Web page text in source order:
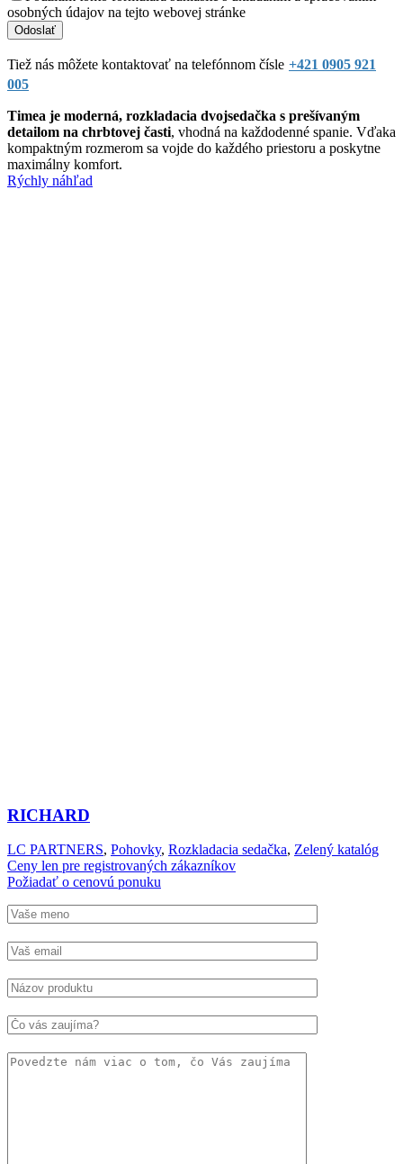
osobných údajov na tejto webovej stránke
Tiež nás môžete kontaktovať na telefónnom čísle +421 0905 921
005
Timea je moderná, rozkladacia dvojsedačka s prešívaným
detailom na chrbtovej časti, vhodná na každodenné spanie. Vďaka
kompaktným rozmerom sa vojde do každého priestoru a poskytne
maximálny komfort.
Rýchly náhľad
RICHARD
LC PARTNERS, Pohovky, Rozkladacia sedačka, Zelený katalóg
Ceny len pre registrovaných zákazníkov
Požiadať o cenovú ponuku